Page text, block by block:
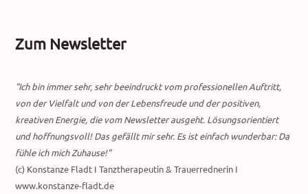
Zum Newsletter
"Ich bin immer sehr, sehr beeindruckt vom professionellen Auftritt,
von der Vielfalt und von der Lebensfreude und der positiven,
kreativen Energie, die vom Newsletter ausgeht. Lösungsorientiert
und hoffnungsvoll! Das gefällt mir sehr. Es ist einfach wunderbar: Da
fühle ich mich Zuhause!"
(c) Konstanze Fladt I Tanztherapeutin & Trauerrednerin I
www.konstanze-fladt.de